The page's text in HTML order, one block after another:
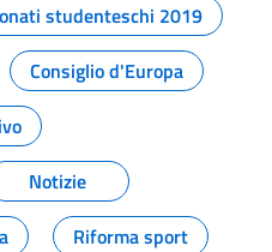
studenteschi 2019
Consiglio d'Europa
Notizie
Riforma sport